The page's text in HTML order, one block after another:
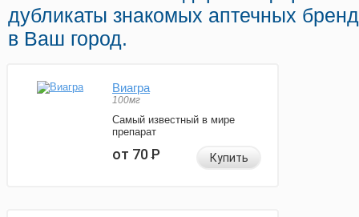
дубликаты знакомых аптечных
в Ваш город.
Виагра
100мг
Самый известный в мире
препарат
от 70Р Купить